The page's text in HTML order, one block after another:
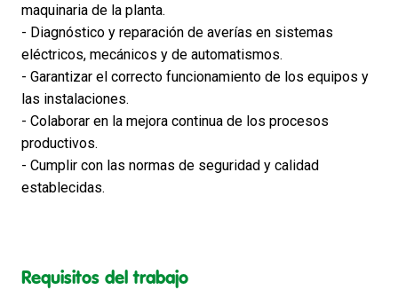
maquinaria de la planta.
- Diagnóstico y reparación de averías en sistemas
eléctricos, mecánicos y de automatismos.
- Garantizar el correcto funcionamiento de los equipos y
las instalaciones.
- Colaborar en la mejora continua de los procesos
productivos.
- Cumplir con las normas de seguridad y calidad
establecidas.
Requisitos del trabajo